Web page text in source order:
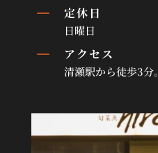
K 定休日
日曜日
K アクセス
清瀬駅から徒歩3分。